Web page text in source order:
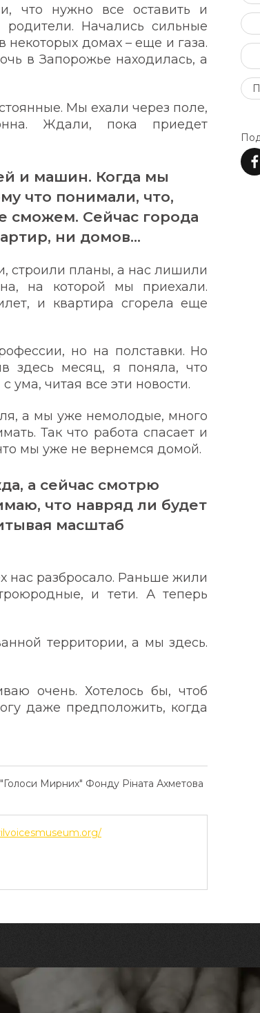
что нужно все оставить и
Начались сильные
некоторых домах – еще и газа.
в Запорожье находилась, а
Мы ехали через поле,
Ждали, пока приедет
и машин. Когда мы
что понимали, что,
сможем. Сейчас города
ни домов…
строили планы, а нас лишили
на которой мы приехали.
и квартира сгорела еще
но на полставки. Но
здесь месяц, я поняла, что
ума, читая все эти новости.
а мы уже немолодые, много
Так что работа спасает и
мы уже не вернемся домой.
а сейчас смотрю
что навряд ли будет
масштаб
нас разбросало. Раньше жили
и тети. А теперь
территории, а мы здесь.
очень. Хотелось бы, чтоб
даже предположить, когда
Мирних" Фонду Ріната Ахметова